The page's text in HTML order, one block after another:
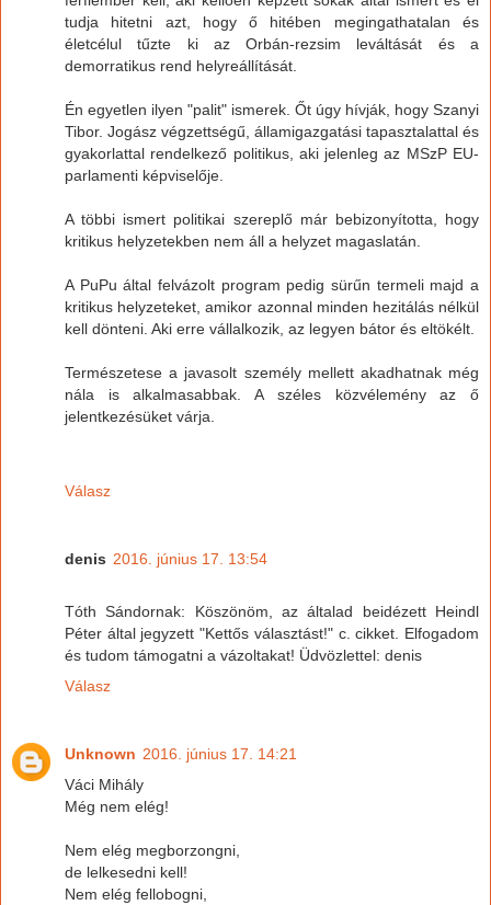
tudja hitetni azt, hogy ő hitében megingathatalan és
életcélul tűzte ki az Orbán-rezsim leváltását és a
demorratikus rend helyreállítását.
Én egyetlen ilyen "palit" ismerek. Őt úgy hívják, hogy Szanyi
Tibor. Jogász végzettségű, államigazgatási tapasztalattal és
gyakorlattal rendelkező politikus, aki jelenleg az MSzP EU-
parlamenti képviselője.
A többi ismert politikai szereplő már bebizonyította, hogy
kritikus helyzetekben nem áll a helyzet magaslatán.
A PuPu által felvázolt program pedig sürűn termeli majd a
kritikus helyzeteket, amikor azonnal minden hezitálás nélkül
kell dönteni. Aki erre vállalkozik, az legyen bátor és eltökélt.
Természetese a javasolt személy mellett akadhatnak még
nála is alkalmasabbak. A széles közvélemény az ő
jelentkezésüket várja.
Válasz
denis 2016. június 17. 13:54
Tóth Sándornak: Köszönöm, az általad beidézett Heindl
Péter által jegyzett "Kettős választást!" c. cikket. Elfogadom
és tudom támogatni a vázoltakat! Üdvözlettel: denis
Válasz
Unknown 2016. június 17. 14:21
Váci Mihály
Még nem elég!
Nem elég megborzongni,
de lelkesedni kell!
Nem elég fellobogni,